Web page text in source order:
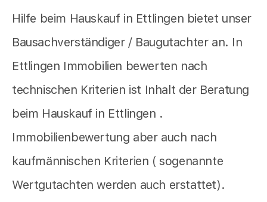
Hilfe beim Hauskauf in Ettlingen bietet unser
Bausachverständiger / Baugutachter an. In
Ettlingen Immobilien bewerten nach
technischen Kriterien ist Inhalt der Beratung
beim Hauskauf in Ettlingen .
Immobilienbewertung aber auch nach
kaufmännischen Kriterien ( sogenannte
Wertgutachten werden auch erstattet).